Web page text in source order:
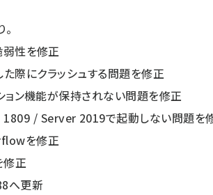
弱性を修正
際にクラッシュする問題を修正
ン機能が保持されない問題を修正
/ Server 2019で起動しない問題を
を修正
修正
へ更新